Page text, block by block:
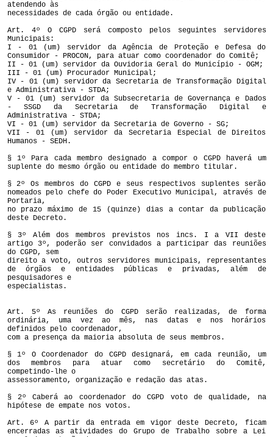
atendendo às
necessidades de cada órgão ou entidade.
Art. 4º O CGPD será composto pelos seguintes servidores
Municipais:
I - 01 (um) servidor da Agência de Proteção e Defesa do
Consumidor - PROCON, para atuar como coordenador do Comitê;
II - 01 (um) servidor da Ouvidoria Geral do Município - OGM;
III - 01 (um) Procurador Municipal;
IV - 01 (um) servidor da Secretaria de Transformação Digital
e Administrativa - STDA;
V - 01 (um) servidor da Subsecretaria de Governança e Dados
- SSGD da Secretaria de Transformação Digital e
Administrativa - STDA;
VI - 01 (um) servidor da Secretaria de Governo - SG;
VII - 01 (um) servidor da Secretaria Especial de Direitos
Humanos - SEDH.
§ 1º Para cada membro designado a compor o CGPD haverá um
suplente do mesmo órgão ou entidade do membro titular.
§ 2º Os membros do CGPD e seus respectivos suplentes serão
nomeados pelo chefe do Poder Executivo Municipal, através de
Portaria,
no prazo máximo de 15 (quinze) dias a contar da publicação
deste Decreto.
§ 3º Além dos membros previstos nos incs. I a VII deste
artigo 3º, poderão ser convidados a participar das reuniões
do CGPD, sem
direito a voto, outros servidores municipais, representantes
de órgãos e entidades públicas e privadas, além de
pesquisadores e
especialistas.
Art. 5º As reuniões do CGPD serão realizadas, de forma
ordinária, uma vez ao mês, nas datas e nos horários
definidos pelo coordenador,
com a presença da maioria absoluta de seus membros.
§ 1º O Coordenador do CGPD designará, em cada reunião, um
dos membros para atuar como secretário do Comitê,
competindo-lhe o
assessoramento, organização e redação das atas.
§ 2º Caberá ao coordenador do CGPD voto de qualidade, na
hipótese de empate nos votos.
Art. 6º A partir da entrada em vigor deste Decreto, ficam
encerradas as atividades do Grupo de Trabalho sobre a Lei